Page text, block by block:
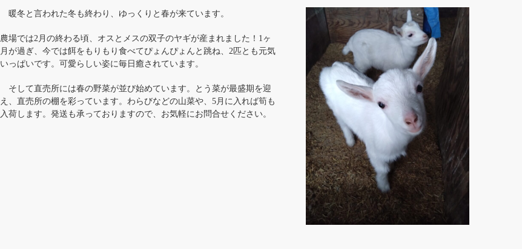
暖冬と言われた冬も終わり、ゆっくりと春が来ています。
農場では2月の終わる頃、オスとメスの双子のヤギが産まれました！1ヶ
月が過ぎ、今では餌をもりもり食べてぴょんぴょんと跳ね、2匹とも元気
いっぱいです。可愛らしい姿に毎日癒されています。
そして直売所には春の野菜が並び始めています。とう菜が最盛期を迎
え、直売所の棚を彩っています。わらびなどの山菜や、5月に入れば筍も
入荷します。発送も承っておりますので、お気軽にお問合せください。